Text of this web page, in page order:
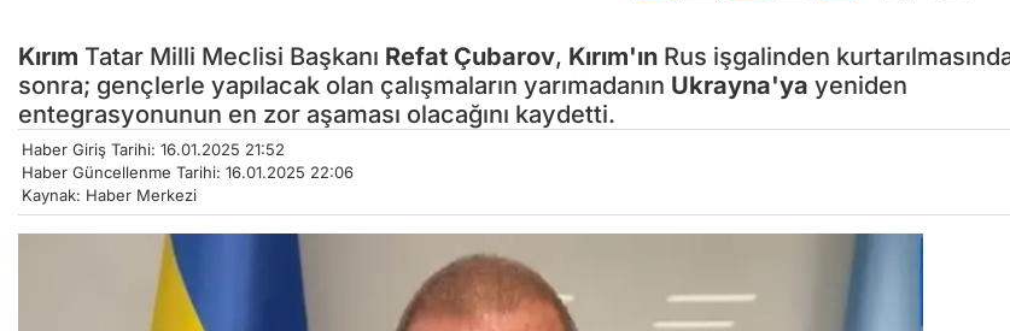
Kırım Tatar Milli Meclisi Başkanı Refat Çubarov, Kırım'ın Rus işgalinden
sonra; gençlerle yapılacak olan çalışmaların yarımadanın Ukrayna'ya yeniden
entegrasyonunun en zor aşaması olacağını kaydetti.
Haber Giriş Tarihi: 16.01.2025 21:52
Haber Güncellenme Tarihi: 16.01.2025 22:06
Kaynak: Haber Merkezi